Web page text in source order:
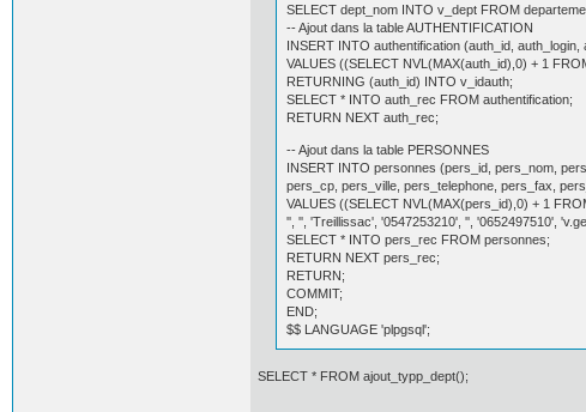
SELECT dept_nom INTO v_dept FROM
-- Ajout dans la table AUTHENTIFICATION
INSERT INTO authentification (auth_id,
VALUES ((SELECT NVL(MAX(auth_id),0) + 1
RETURNING (auth_id) INTO v_idauth;
SELECT * INTO auth_rec FROM authentification;
RETURN NEXT auth_rec;
-- Ajout dans la table PERSONNES
INSERT INTO personnes (pers_id, pers_nom,
pers_cp, pers_ville, pers_telephone, pers_fax,
VALUES ((SELECT NVL(MAX(pers_id),0) + 1
'', '', 'Treillissac', '0547253210', '', '0652497510',
SELECT * INTO pers_rec FROM personnes;
RETURN NEXT pers_rec;
RETURN;
COMMIT;
END;
$$ LANGUAGE 'plpgsql';
SELECT * FROM ajout_typp_dept();